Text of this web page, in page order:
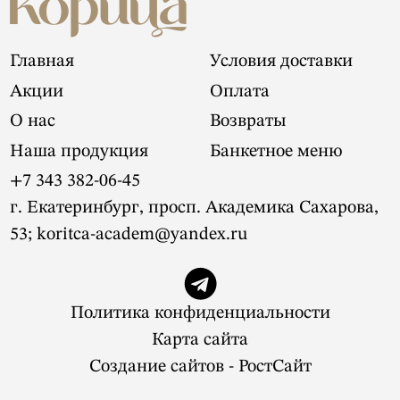
Главная
Акции
О нас
Наша продукция
Условия доставки
Оплата
Возвраты
Банкетное меню
+7 343 382-06-45
г. Екатеринбург, просп. Академика Сахарова,
53; koritca-academ@yandex.ru
Политика конфиденциальности
Карта сайта
Создание сайтов - РостСайт